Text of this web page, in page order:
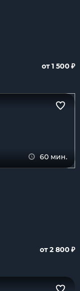
от 1 500 ₽
60 мин.
от 2 800 ₽